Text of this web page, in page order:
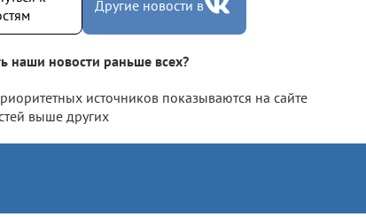
Другие новости в
наши новости раньше всех?
источников показываются на сайте
выше других